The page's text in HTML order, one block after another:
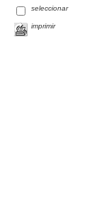
seleccionar
imprimir